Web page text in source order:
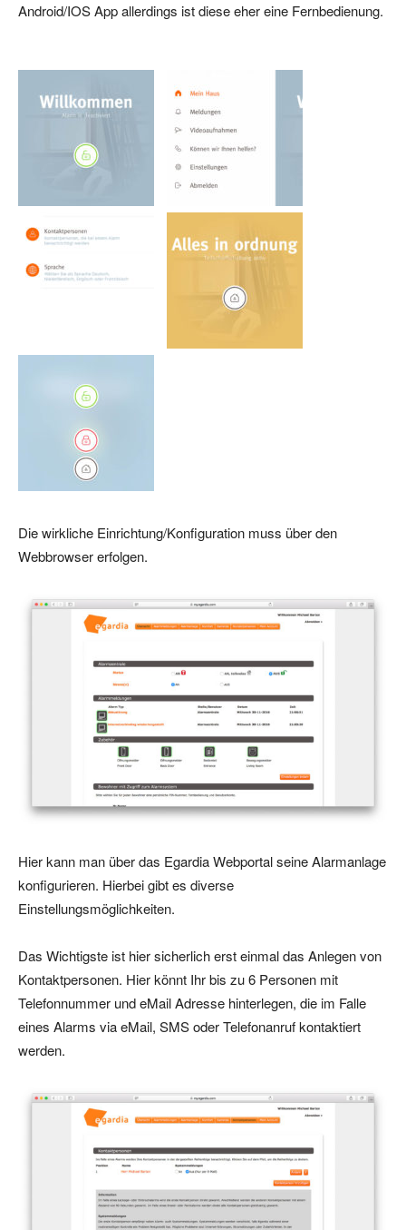
Android/IOS App allerdings ist diese eher eine Fernbedienung.
Die wirkliche Einrichtung/Konfiguration muss über den
Webbrowser erfolgen.
Hier kann man über das Egardia Webportal seine Alarmanlage
konfigurieren. Hierbei gibt es diverse
Einstellungsmöglichkeiten.
Das Wichtigste ist hier sicherlich erst einmal das Anlegen von
Kontaktpersonen. Hier könnt Ihr bis zu 6 Personen mit
Telefonnummer und eMail Adresse hinterlegen, die im Falle
eines Alarms via eMail, SMS oder Telefonanruf kontaktiert
werden.